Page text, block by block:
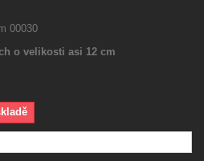
00030
o velikosti asi 12 cm